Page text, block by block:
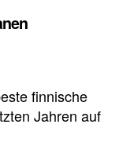
finnische
Jahren auf